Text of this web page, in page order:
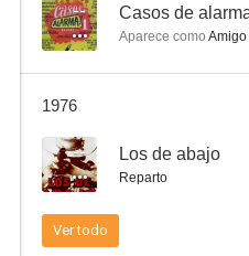
-- Casos de
Aparece como Amigo
1976
-- Los de abajo
Reparto
Ver todo